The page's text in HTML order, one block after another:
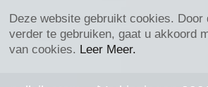
Deze website gebruikt cookies. Door
verder te gebruiken, gaat u akkoord
van cookies. Leer Meer.